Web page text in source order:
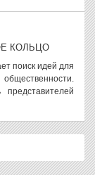
КОЛЬЦО
поиск идей для